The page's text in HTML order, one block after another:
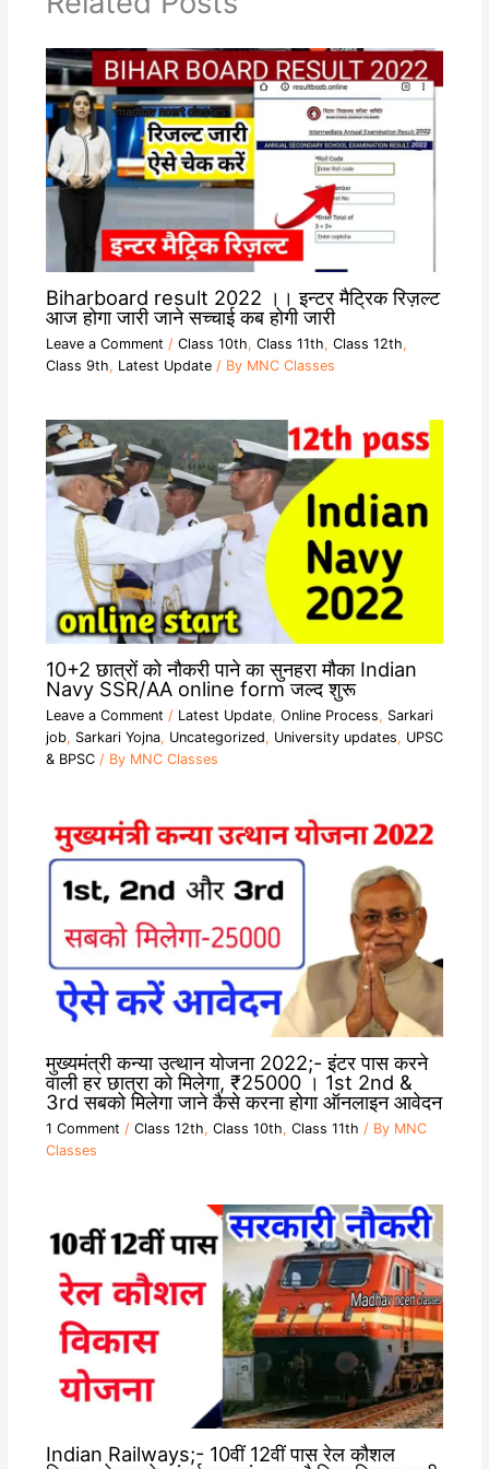
Biharboard result 2022 ।। इन्टर मैट्रिक रिज़ल्ट
आज होगा जारी जाने सच्चाई कब होगी जारी
Leave a Comment / Class 10th, Class 11th, Class 12th,
Class 9th, Latest Update/ By MNC Classes
10+2 छात्रों को नौकरी पाने का सुनहरा मौका Indian
Navy SSR/AA online form जल्द शुरू
Leave a Comment / Latest Update, Online Process, Sarkari
job, Sarkari Yojna, Uncategorized, University updates, UPSC
& BPSC/ By MNC Classes
मुख्यमंत्री कन्या उत्थान योजना 2022;- इंटर पास करने
वाली हर छात्रा को मिलेगा, ₹25000 । 1st 2nd &
3rd सबको मिलेगा जाने कैसे करना होगा ऑनलाइन आवेदन
1 Comment / Class 12th, Class 10th, Class 11th / By MNC
Classes
Indian Railways;- 10वीं 12वीं पास रेल कौशल